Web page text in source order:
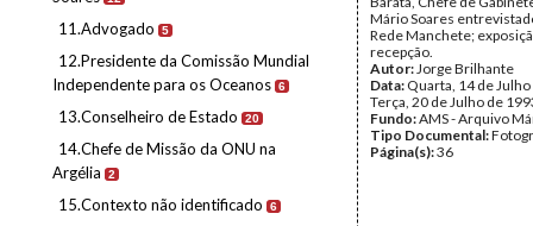
11.Advogado 5
12.Presidente da Comissão Mundial
Independente para os Oceanos 6
13.Conselheiro de Estado 20
14.Chefe de Missão da ONU na
Argélia
2
15.Contexto não identificado 6
Mário Soares
Rede Manchete;
recepção.
Autor:Jorge Brilhante
Data: Quarta, 14 de
Terça, 20 de Julho de
Fundo:AMS - Arquivo
Tipo Documental:
Página(s):36